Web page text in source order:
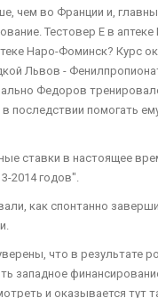
чем во Франции и,
Тестовер Е в
Наро-Фоминск? Курс
Львов -
Федоров
последствии помогать
ставки в настоящее
2014 годов".
как спонтанно
что в результате
западное
и оказывается тут